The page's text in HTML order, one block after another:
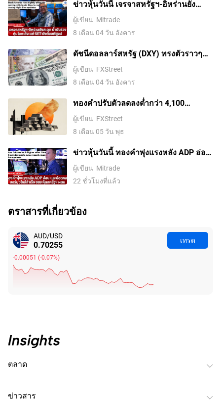
ข่าวหุ้นวันนี้ เจรจาสหรัฐฯ-อิหร่านยัง
สะดุด น้ำมันร่วง หุ้นโลกเด้ง แต่ SET ยัง
ต้องพิสูจน์
ผู้เขียน Mitrade
8 เดือน 04 วัน อังคาร
ดัชนีดอลลาร์สหรัฐ (DXY) ทรงตัวราวๆ
100.00 ขณะที่ความตึงเครียดระหว่าง
สหรัฐฯ กับอิหร่านช่วยหนุน
ผู้เขียน FXStreet
8 เดือน 04 วัน อังคาร
ทองคำปรับตัวลดลงต่ำกว่า 4,100
ดอลลาร์ ขณะที่ตลาดจับตาการเจรจา
ระหว่างสหรัฐฯ กับอิหร่าน
ผู้เขียน FXStreet
8 เดือน 05 วัน พุธ
ข่าวหุ้นวันนี้ ทองคำพุ่งแรงหลัง ADP อ่อน
และข้อตกลงฮอร์มุซใกล้สำเร็จ ขณะหุ้น
สหรัฐฯ ผสม
ผู้เขียน Mitrade
22 ชั่วโมงที่แล้ว
ตราสารที่เกี่ยวข้อง
AUD/USD
0.70246
-0.00060 (-0.09%)
เทรด
ตลาด
ข่าวสาร